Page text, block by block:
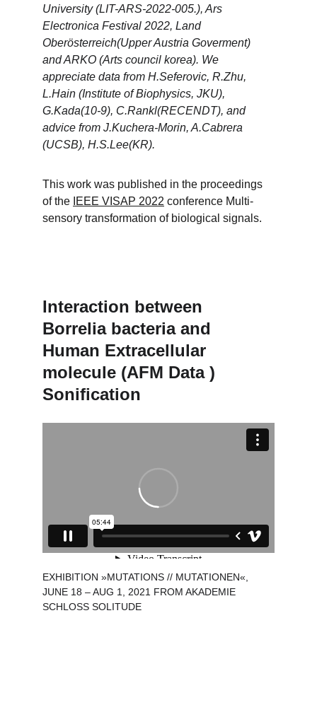
University (LIT-ARS-2022-005.), Ars
Electronica Festival 2022, Land
Oberösterreich(Upper Austria Goverment)
and ARKO (Arts council korea). We
appreciate data from H.Seferovic, R.Zhu,
L.Hain (Institute of Biophysics, JKU),
G.Kada(10-9), C.Rankl(RECENDT), and
advice from J.Kuchera-Morin, A.Cabrera
(UCSB), H.S.Lee(KR).
This work was published in the proceedings
of the IEEE VISAP 2022 conference Multi-
sensory transformation of biological signals.
Interaction between
Borrelia bacteria and
Human Extracellular
molecule (AFM Data )
Sonification
EXHIBITION »MUTATIONS // MUTATIONEN«,
JUNE 18 – AUG 1, 2021 FROM AKADEMIE
SCHLOSS SOLITUDE